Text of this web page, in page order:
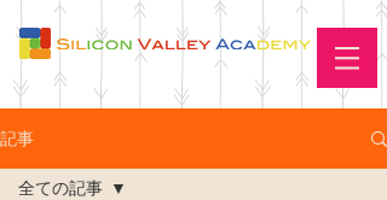
記事
全ての記事